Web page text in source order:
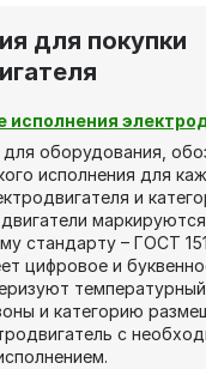
для покупки
исполнения
для оборудования,
исполнения для
и
стандарту – ГОСТ
цифровое и
и категорию
с